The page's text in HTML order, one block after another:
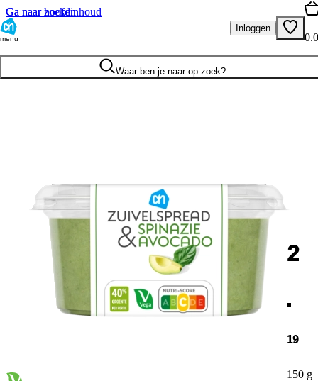
Ga naar hoofdinhoud
Ga naar zoeken
menu
Inloggen
Waar ben je naar op zoek?
2
.
19
150 g